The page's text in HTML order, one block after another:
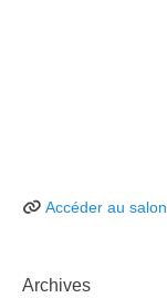
Accéder au salon
Archives